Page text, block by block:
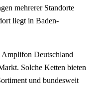
mehrerer Standorte
liegt in Baden-
Amplifon Deutschland
Solche Ketten bieten
und bundesweit